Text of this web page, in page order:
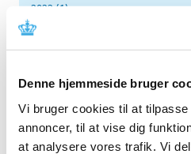
Denne hjemmeside bruger
Vi bruger cookies til at
annoncer, til at vise dig
at analysere vores trafik. Vi
2022 (1)
2021 (1)
2020 (1)
2017 (7)
2016 (10)